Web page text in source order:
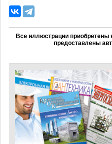
Все иллюстрации приобретены
предоставлены